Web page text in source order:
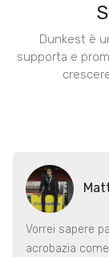
Dunkest è
supporta e
Vorrei sapere
acrobazia